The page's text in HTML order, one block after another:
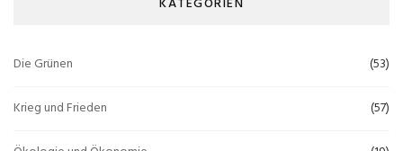
KATEGORIEN
Die Grünen (53)
Krieg und Frieden (57)